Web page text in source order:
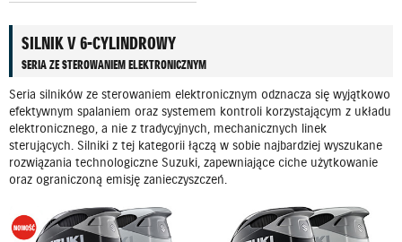
SILNIK V 6-CYLINDROWY
SERIA ZE STEROWANIEM ELEKTRONICZNYM
Seria silników ze sterowaniem elektronicznym odznacza się wyjątkowo
efektywnym spalaniem oraz systemem kontroli korzystającym z układu
elektronicznego, a nie z tradycyjnych, mechanicznych linek
sterujących. Silniki z tej kategorii łączą w sobie najbardziej wyszukane
rozwiązania technologiczne Suzuki, zapewniające ciche użytkowanie
oraz ograniczoną emisję zanieczyszczeń.